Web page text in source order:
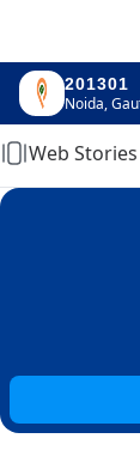
201301
Home
Web Stories